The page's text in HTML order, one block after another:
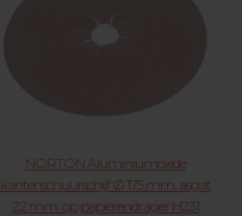
NORTON Aluminiumoxide
kantenschuurschijf Ø 175 mm. asgat
22 mm. op papierendrager H231